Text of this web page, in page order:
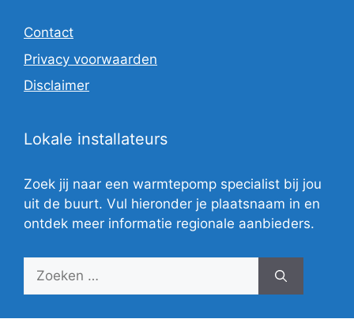
Contact
Privacy voorwaarden
Disclaimer
Lokale installateurs
Zoek jij naar een warmtepomp specialist bij jou
uit de buurt. Vul hieronder je plaatsnaam in en
ontdek meer informatie regionale aanbieders.
Zoek